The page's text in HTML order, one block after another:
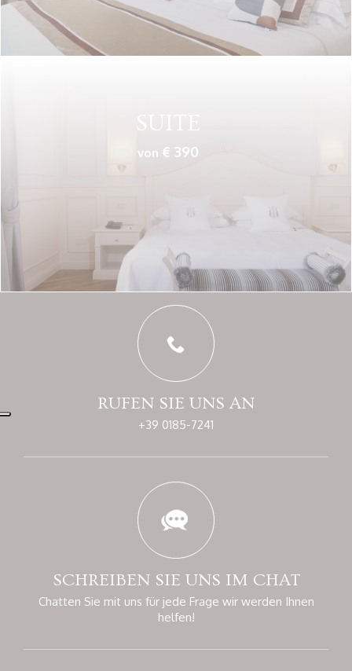
SUITE
von € 390
RUFEN SIE UNS AN
+39 0185-7241
SCHREIBEN SIE UNS IM CHAT
Chatten Sie mit uns für jede Frage wir werden Ihnen
helfen!